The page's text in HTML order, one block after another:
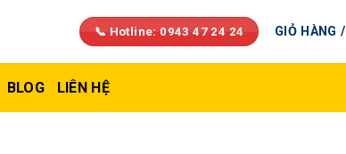
📞 Hotline: 0943 47 24 24 GIỎ HÀNG /
BLOG LIÊN HỆ